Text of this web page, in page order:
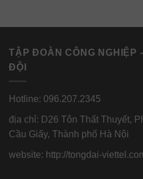
TẬP ĐOÀN CÔNG NGHIỆP
ĐỘI
Hotline: 096.207.2345
địa chỉ: D26 Tôn Thất Thuyết,
Cầu Giấy, Thành phố Hà Nội
website: http://tongdai-